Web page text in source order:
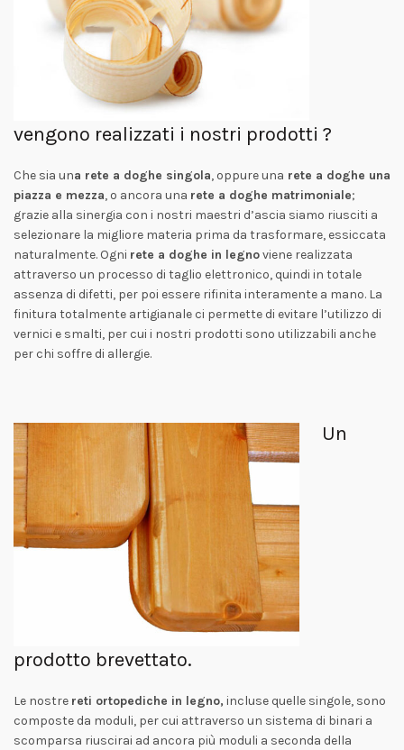
vengono realizzati i nostri prodotti ?
Che sia una rete a doghe singola, oppure una rete a doghe una
piazza e mezza, o ancora una rete a doghe matrimoniale;
grazie alla sinergia con i nostri maestri d’ascia siamo riusciti a
selezionare la migliore materia prima da trasformare, essiccata
naturalmente. Ogni rete a doghe in legnoviene realizzata
attraverso un processo di taglio elettronico, quindi in totale
assenza di difetti, per poi essere rifinita interamente a mano. La
finitura totalmente artigianale ci permette di evitare l’utilizzo di
vernici e smalti, per cui i nostri prodotti sono utilizzabili anche
per chi soffre di allergie.
Un
prodotto brevettato.
Le nostre reti ortopediche in legno, incluse quelle singole, sono
composte da moduli, per cui attraverso un sistema di binari a
scomparsa riuscirai ad ancora più moduli a seconda della